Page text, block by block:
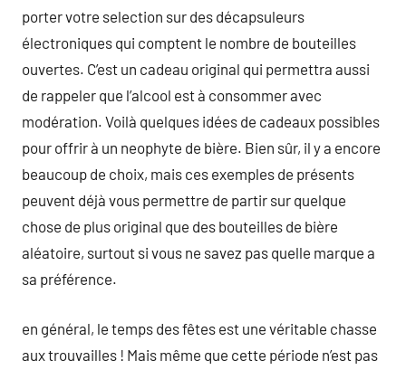
porter votre selection sur des décapsuleurs
électroniques qui comptent le nombre de bouteilles
ouvertes. C’est un cadeau original qui permettra aussi
de rappeler que l’alcool est à consommer avec
modération. Voilà quelques idées de cadeaux possibles
pour offrir à un neophyte de bière. Bien sûr, il y a encore
beaucoup de choix, mais ces exemples de présents
peuvent déjà vous permettre de partir sur quelque
chose de plus original que des bouteilles de bière
aléatoire, surtout si vous ne savez pas quelle marque a
sa préférence.
en général, le temps des fêtes est une véritable chasse
aux trouvailles ! Mais même que cette période n’est pas